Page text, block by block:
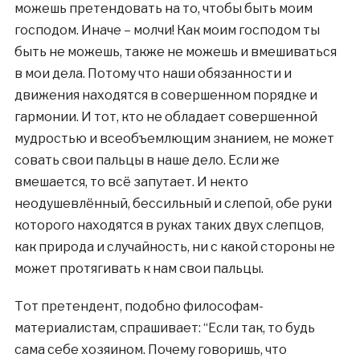
можешь претендовать на то, чтобы быть моим
господом. Иначе – молчи! Как моим господом ты
быть не можешь, также не можешь и вмешиваться
в мои дела. Потому что наши обязанности и
движения находятся в совершенном порядке и
гармонии. И тот, кто не обладает совершенной
мудростью и всеобъемлющим знанием, не может
совать свои пальцы в наше дело. Если же
вмешается, то всё запутает. И некто
неодушевлённый, бессильный и слепой, обе руки
которого находятся в руках таких двух слепцов,
как природа и случайность, ни с какой стороны не
может протягивать к нам свои пальцы.
Тот претендент, подобно философам-
материалистам, спрашивает: “Если так, то будь
сама себе хозяином. Почему говоришь, что